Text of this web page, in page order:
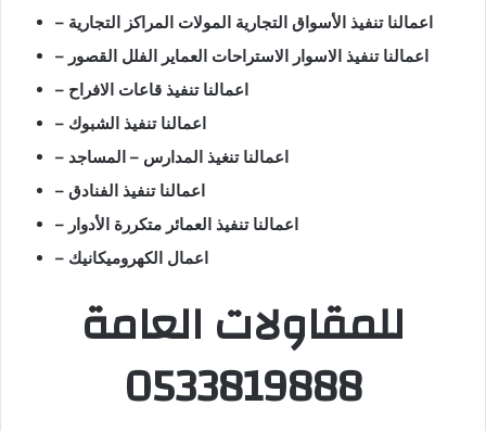
– اعمالنا تنفيذ الأسواق التجارية المولات المراكز التجارية
– اعمالنا تنفيذ الاسوار الاستراحات العماير الفلل القصور
– اعمالنا تنفيذ قاعات الافراح
– اعمالنا تنفيذ الشبوك
– اعمالنا تنغيذ المدارس – المساجد
– اعمالنا تنفيذ الفنادق
– اعمالنا تنفيذ العمائر متكررة الأدوار
– اعمال الكهروميكانيك
للمقاولات العامة
0533819888